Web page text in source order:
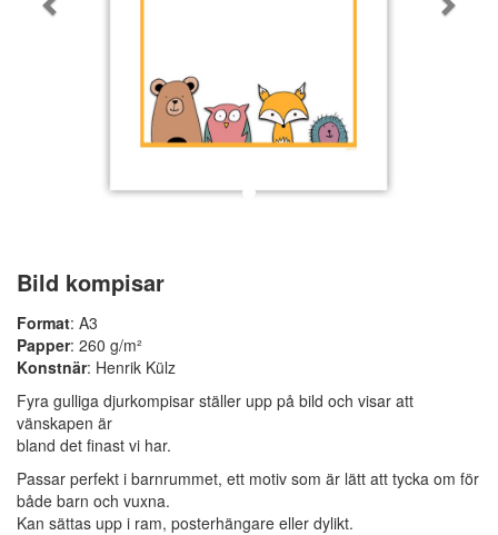
Bild kompisar
Format: A3
Papper: 260 g/m²
Konstnär: Henrik Külz
Fyra gulliga djurkompisar ställer upp på bild och visar att
vänskapen är
bland det finast vi har.
Passar perfekt i barnrummet, ett motiv som är lätt att tycka om för
både barn och vuxna.
Kan sättas upp i ram, posterhängare eller dylikt.